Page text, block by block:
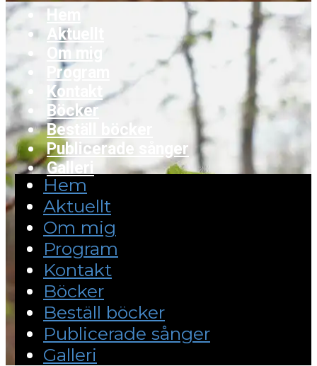
Hem
Aktuellt
Om mig
Program
Kontakt
Böcker
Beställ böcker
Publicerade sånger
Galleri
Hem
Aktuellt
Om mig
Program
Kontakt
Böcker
Beställ böcker
Publicerade sånger
Galleri